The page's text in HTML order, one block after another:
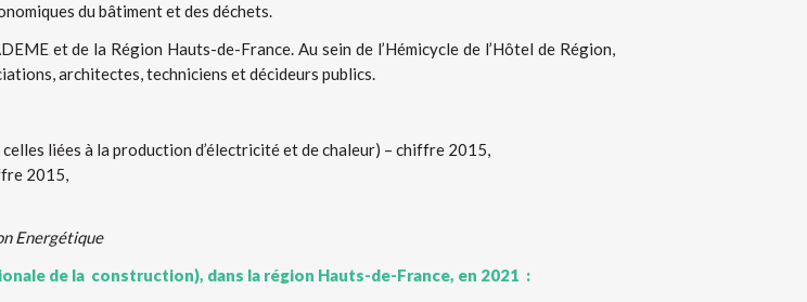
du bâtiment et des déchets.
et de la Région Hauts-de-France. Au sein de l’Hémicycle de l’Hôtel de Région,
architectes, techniciens et décideurs publics.
liées à la production d’électricité et de chaleur) – chiffre 2015,
2015,
Energétique
de la construction), dans la région Hauts-de-France, en 2021 :